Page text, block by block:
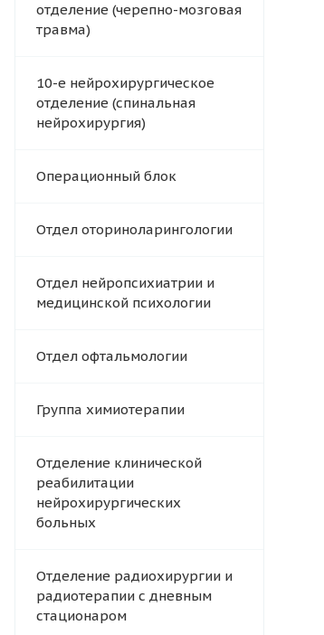
отделение (черепно-мозговая
травма)
10-е нейрохирургическое
отделение (спинальная
нейрохирургия)
Операционный блок
Отдел оториноларингологии
Отдел нейропсихиатрии и
медицинской психологии
Отдел офтальмологии
Группа химиотерапии
Отделение клинической
реабилитации
нейрохирургических
больных
Отделение радиохирургии и
радиотерапии с дневным
стационаром